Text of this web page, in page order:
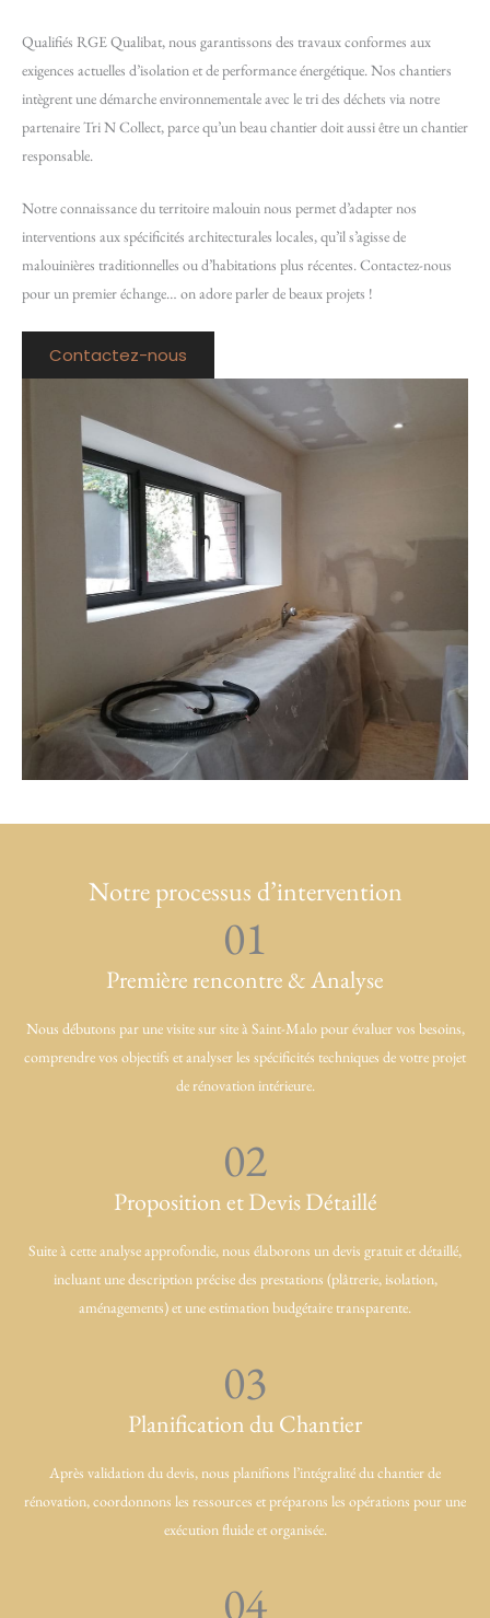
Qualifiés RGE Qualibat, nous garantissons des travaux conformes aux
exigences actuelles d’isolation et de performance énergétique. Nos chantiers
intègrent une démarche environnementale avec le tri des déchets via notre
partenaire Tri N Collect, parce qu’un beau chantier doit aussi être un chantier
responsable.
Notre connaissance du territoire malouin nous permet d’adapter nos
interventions aux spécificités architecturales locales, qu’il s’agisse de
malouinières traditionnelles ou d’habitations plus récentes. Contactez-nous
pour un premier échange… on adore parler de beaux projets !
Contactez-nous
Notre processus d’intervention
01
Première rencontre & Analyse
Nous débutons par une visite sur site à Saint-Malo pour évaluer vos besoins,
comprendre vos objectifs et analyser les spécificités techniques de votre projet
de rénovation intérieure.
02
Proposition et Devis Détaillé
Suite à cette analyse approfondie, nous élaborons un devis gratuit et détaillé,
incluant une description précise des prestations (plâtrerie, isolation,
aménagements) et une estimation budgétaire transparente.
03
Planification du Chantier
Après validation du devis, nous planifions l’intégralité du chantier de
rénovation, coordonnons les ressources et préparons les opérations pour une
exécution fluide et organisée.
04